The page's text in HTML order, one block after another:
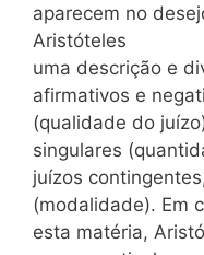
aparecem no
Aristóteles
uma descrição e
afirmativos e
(qualidade do
singulares
juízos
(modalidade). Em
esta matéria,